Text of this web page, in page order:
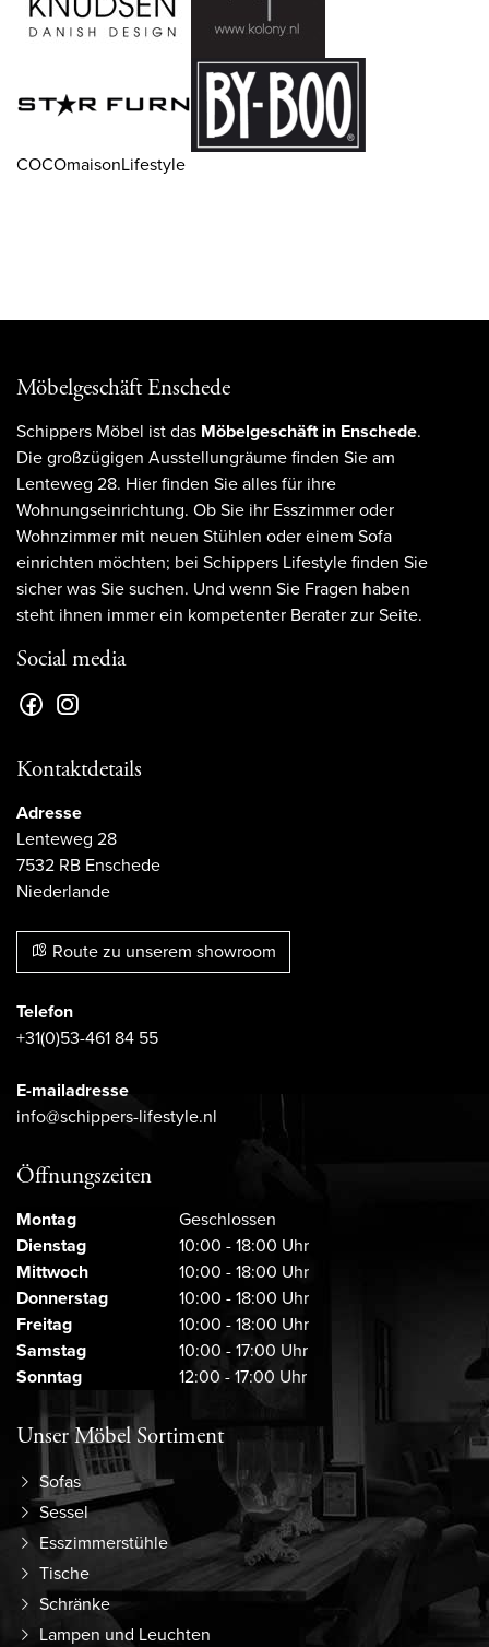
COCOmaisonLifestyle
Möbelgeschäft Enschede
Schippers Möbel ist das Möbelgeschäft in Enschede.
Die großzügigen Ausstellungräume finden Sie am
Lenteweg 28. Hier finden Sie alles für ihre
Wohnungseinrichtung. Ob Sie ihr Esszimmer oder
Wohnzimmer mit neuen Stühlen oder einem Sofa
einrichten möchten; bei Schippers Lifestyle finden Sie
sicher was Sie suchen. Und wenn Sie Fragen haben
steht ihnen immer ein kompetenter Berater zur Seite.
Social media
Kontaktdetails
Adresse
Lenteweg 28
7532 RB Enschede
Niederlande
Route zu unserem showroom
Telefon
+31(0)53-461 84 55
E-mailadresse
info@schippers-lifestyle.nl
Öffnungszeiten
Montag
Geschlossen
Dienstag
10:00 - 18:00 Uhr
Mittwoch
10:00 - 18:00 Uhr
Donnerstag
10:00 - 18:00 Uhr
Freitag
10:00 - 18:00 Uhr
Samstag
10:00 - 17:00 Uhr
Sonntag
12:00 - 17:00 Uhr
Unser Möbel Sortiment
Sofas
Sessel
Esszimmerstühle
Tische
Schränke
Lampen und Leuchten